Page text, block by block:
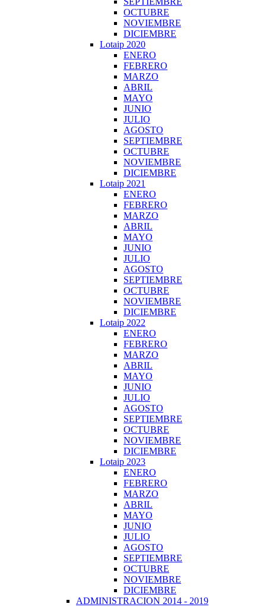
OCTUBRE
NOVIEMBRE
DICIEMBRE
Lotaip 2020
ENERO
FEBRERO
MARZO
ABRIL
MAYO
JUNIO
JULIO
AGOSTO
SEPTIEMBRE
OCTUBRE
NOVIEMBRE
DICIEMBRE
Lotaip 2021
ENERO
FEBRERO
MARZO
ABRIL
MAYO
JUNIO
JULIO
AGOSTO
SEPTIEMBRE
OCTUBRE
NOVIEMBRE
DICIEMBRE
Lotaip 2022
ENERO
FEBRERO
MARZO
ABRIL
MAYO
JUNIO
JULIO
AGOSTO
SEPTIEMBRE
OCTUBRE
NOVIEMBRE
DICIEMBRE
Lotaip 2023
ENERO
FEBRERO
MARZO
ABRIL
MAYO
JUNIO
JULIO
AGOSTO
SEPTIEMBRE
OCTUBRE
NOVIEMBRE
DICIEMBRE
ADMINISTRACION 2014 - 2019